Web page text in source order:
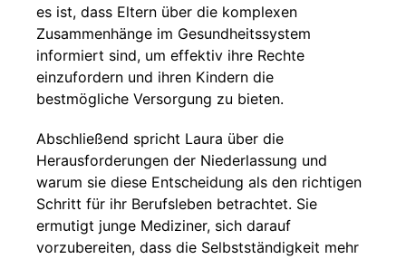
es ist, dass Eltern über die komplexen
Zusammenhänge im Gesundheitssystem
informiert sind, um effektiv ihre Rechte
einzufordern und ihren Kindern die
bestmögliche Versorgung zu bieten.
Abschließend spricht Laura über die
Herausforderungen der Niederlassung und
warum sie diese Entscheidung als den richtigen
Schritt für ihr Berufsleben betrachtet. Sie
ermutigt junge Mediziner, sich darauf
vorzubereiten, dass die Selbstständigkeit mehr